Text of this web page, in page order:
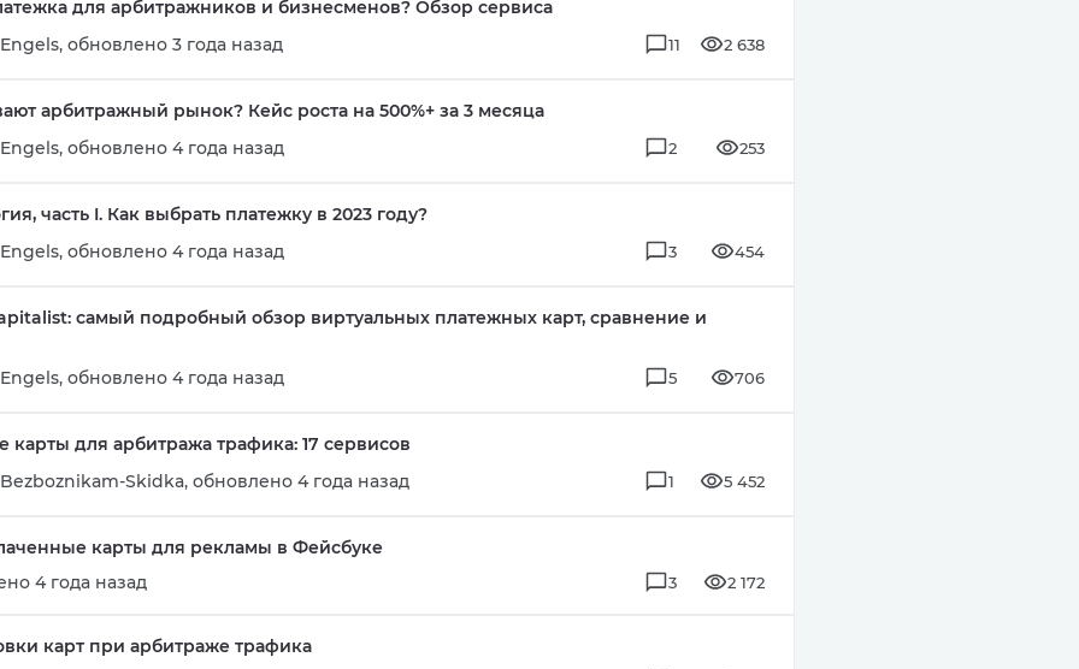
для арбитражников и бизнесменов? Обзор сервиса
Engels, обновлено 3 года назад 11 2 638
арбитражный рынок? Кейс роста на 500%+ за 3 месяца
Engels, обновлено 4 года назад 2 253
часть I. Как выбрать платежку в 2023 году?
Engels, обновлено 4 года назад 3 454
самый подробный обзор виртуальных платежных карт, сравнение и
Engels, обновлено 4 года назад 5 706
карты для арбитража трафика: 17 сервисов
Bezboznikam-Skidka, обновлено 4 года назад 1 5 452
карты для рекламы в Фейсбуке
4 года назад 3 2 172
карт при арбитраже трафика